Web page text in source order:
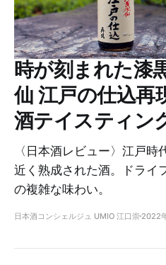
時が刻まれた漆
仙 江戸の仕込
酒テイスティン
〈日本酒レビュー〉江戸
近く熟成された酒。ドライ
の複雑な味わい。
日本酒コンシェルジュ UMIO 江口崇 2022